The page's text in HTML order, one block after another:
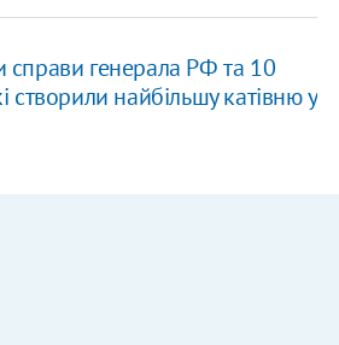
справи генерала РФ та 10
створили найбільшу катівню у